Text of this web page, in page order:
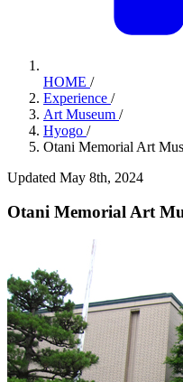
HOME /
Experience /
Art Museum /
Hyogo /
Otani Memorial Art
Updated May 8th, 2024
Otani Memorial Art